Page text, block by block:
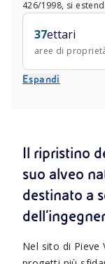
426/1998, si
37ettari
aree di
Espandi
Il ripristino
suo alveo
destinato a
Nel sito di Pieve